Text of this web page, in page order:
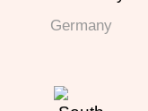
Germany